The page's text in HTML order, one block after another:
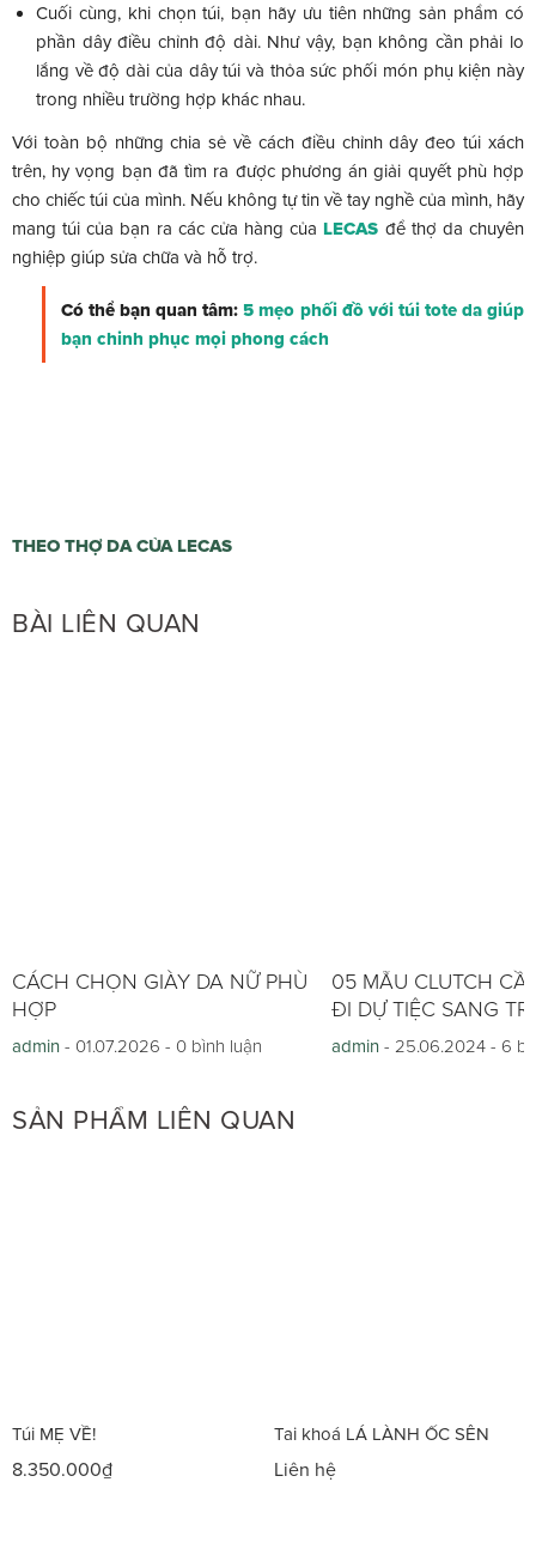
Cuối cùng, khi chọn túi, bạn hãy ưu tiên những sản phẩm có
phần dây điều chỉnh độ dài. Như vậy, bạn không cần phải lo
lắng về độ dài của dây túi và thỏa sức phối món phụ kiện này
trong nhiều trường hợp khác nhau.
Với toàn bộ những chia sẻ về cách điều chỉnh dây đeo túi xách
trên, hy vọng bạn đã tìm ra được phương án giải quyết phù hợp
cho chiếc túi của mình. Nếu không tự tin về tay nghề của mình, hãy
mang túi của bạn ra các cửa hàng củaLECAS để thợ da chuyên
nghiệp giúp sửa chữa và hỗ trợ.
Có thể bạn quan tâm:5 mẹo phối đồ với túi tote da giúp
bạn chinh phục mọi phong cách
THEO THỢ DA CỦA LECAS
BÀI LIÊN QUAN
CÁCH CHỌN GIÀY DA NỮ PHÙ
HỢP
admin - 01.07.2026 - 0 bình luận
05 MẪU CLUTCH
ĐI DỰ TIỆC SANG
admin - 25.06.2024 - 6
SẢN PHẨM LIÊN QUAN
Túi MẸ VỀ!
8.350.000₫
Tai khoá LÁ LÀNH ỐC SÊN
Liên hệ